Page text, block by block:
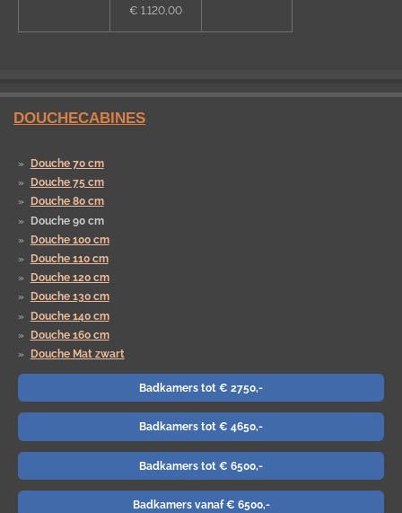
€ 1.120,00
DOUCHECABINES
Douche 70 cm
Douche 75 cm
Douche 80 cm
Douche 90 cm
Douche 100 cm
Douche 110 cm
Douche 120 cm
Douche 130 cm
Douche 140 cm
Douche 160 cm
Douche Mat zwart
Badkamers tot € 2750,-
Badkamers tot € 4650,-
Badkamers tot € 6500,-
Badkamers vanaf € 6500,-